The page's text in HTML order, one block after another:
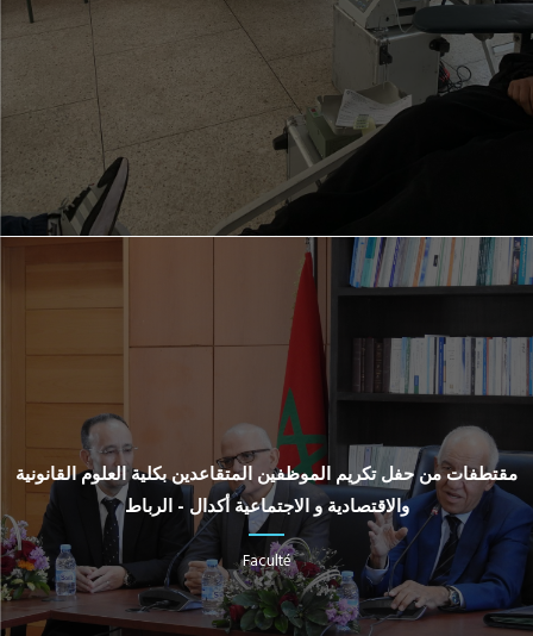
مقتطفات من حفل تكريم الموظفين المتقاعدين بكلية العلوم القانونية
والاقتصادية و الاجتماعية أكدال - الرباط
Faculté